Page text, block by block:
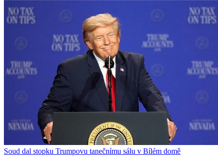
Soud dal stopku Trumpovu tanečnímu sálu v Bílém domě